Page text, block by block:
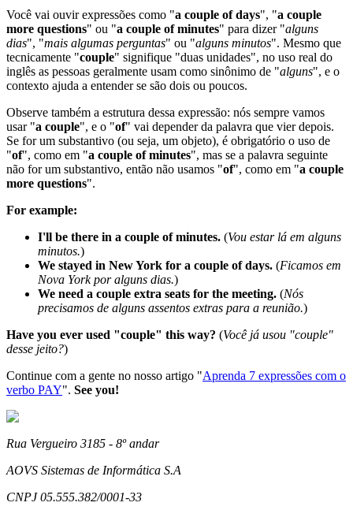
Você vai ouvir expressões como "a couple of days", "a couple
more questions" ou "a couple of minutes" para dizer "alguns
dias", "mais algumas perguntas" ou "alguns minutos". Mesmo que
tecnicamente "couple" signifique "duas unidades", no uso real do
inglês as pessoas geralmente usam como sinônimo de "alguns", e o
contexto ajuda a entender se são dois ou poucos.
Observe também a estrutura dessa expressão: nós sempre vamos
usar "a couple", e o "of" vai depender da palavra que vier depois.
Se for um substantivo (ou seja, um objeto), é obrigatório o uso de
"of", como em "a couple of minutes", mas se a palavra seguinte
não for um substantivo, então não usamos "of", como em "a couple
more questions".
For example:
I'll be there in a couple of minutes. (Vou estar lá em alguns
minutos.)
We stayed in New York for a couple of days. (Ficamos em
Nova York por alguns dias.)
We need a couple extra seats for the meeting. (Nós
precisamos de alguns assentos extras para a reunião.)
Have you ever used "couple" this way? (Você já usou "couple"
desse jeito?)
Continue com a gente no nosso artigo "Aprenda 7 expressões com o
verbo PAY". See you!
Rua Vergueiro 3185 - 8º andar
AOVS Sistemas de Informática S.A
CNPJ 05.555.382/0001-33